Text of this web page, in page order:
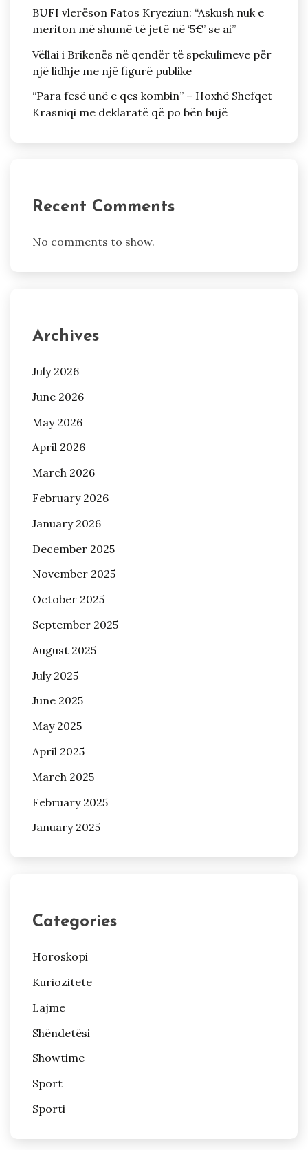
BUFI vlerëson Fatos Kryeziun: “Askush nuk e
meriton më shumë të jetë në ‘5€’ se ai”
Vëllai i Brikenës në qendër të spekulimeve për
një lidhje me një figurë publike
“Para fesë unë e qes kombin” – Hoxhë Shefqet
Krasniqi me deklaratë që po bën bujë
Recent Comments
No comments to show.
Archives
July 2026
June 2026
May 2026
April 2026
March 2026
February 2026
January 2026
December 2025
November 2025
October 2025
September 2025
August 2025
July 2025
June 2025
May 2025
April 2025
March 2025
February 2025
January 2025
Categories
Horoskopi
Kuriozitete
Lajme
Shëndetësi
Showtime
Sport
Sporti